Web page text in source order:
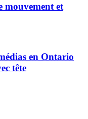
mouvement et
en Ontario
tête